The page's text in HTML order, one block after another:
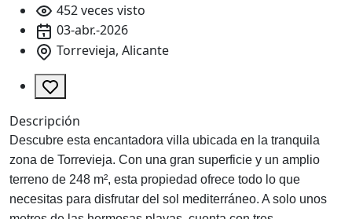
452 veces visto
03-abr.-2026
Torrevieja, Alicante
Descripción
Descubre esta encantadora villa ubicada en la tranquila
zona de Torrevieja. Con una gran superficie y un amplio
terreno de 248 m², esta propiedad ofrece todo lo que
necesitas para disfrutar del sol mediterráneo. A solo unos